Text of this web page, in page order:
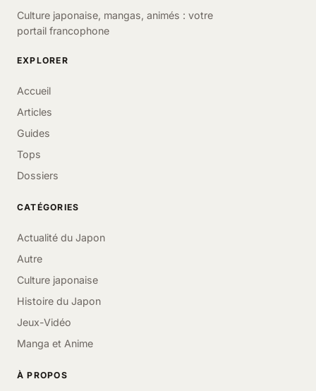
Culture japonaise, mangas, animés : votre
portail francophone
EXPLORER
Accueil
Articles
Guides
Tops
Dossiers
CATÉGORIES
Actualité du Japon
Autre
Culture japonaise
Histoire du Japon
Jeux-Vidéo
Manga et Anime
À PROPOS